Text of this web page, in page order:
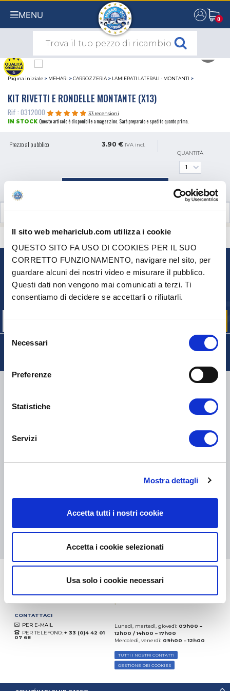
Il sito web mehariclub.com utilizza i cookie
QUESTO SITO FA USO DI COOKIES PER IL SUO
CORRETTO FUNZIONAMENTO, navigare nel sito, per
guardare alcuni dei nostri video e misurare il pubblico.
Questi dati non vengono mai comunicati a terzi. Ti
consentiamo di decidere se accettarli o rifiutarli.
Selezione
delNecessari
Preferenze
Statistiche
Servizi
Mostra dettagli
Accetta tutti i nostri cookie
Accetta i cookie selezionati
Usa solo i cookie necessari
MENU 0
0
Pagina iniziale > MEHARI >CARROZZERIA > LAMIERATI LATERALI - MONTANTI >
KIT RIVETTI E RONDELLE MONTANTE (X13)
Rif : 0312000
33 recensioni
IN STOCK Questo articolo è disponibile a magazzino. Sarà preparato e spedito quanto prima.
Prezzo al pubblico 3.90 € IVA incl.
QUANTITÀ
RECENSIONI CLIENTI (33)
CONTATTACI
NEWSLETTER
Iscriviti per ricevere gratuitamente
le nostre offerte promozionali e le novità sui prodotti
COLLI DI PICCOLE DIMENSIONI:
TNT, GÉODIS, FRANCE
Eccellente:4.5/5
(dal 2018)
CONTATTACI
PER E-MAIL
PER TELEFONO: + 33 (0)4 42 01
07 68
Lunedì, martedì, giovedì: 09h00 –
12h00 / 14h00 – 17h00
Mercoledì, venerdì: 09h00 – 12h00
TUTTI I NOSTRI CONTATTI
GESTIONE DEI COOKIES